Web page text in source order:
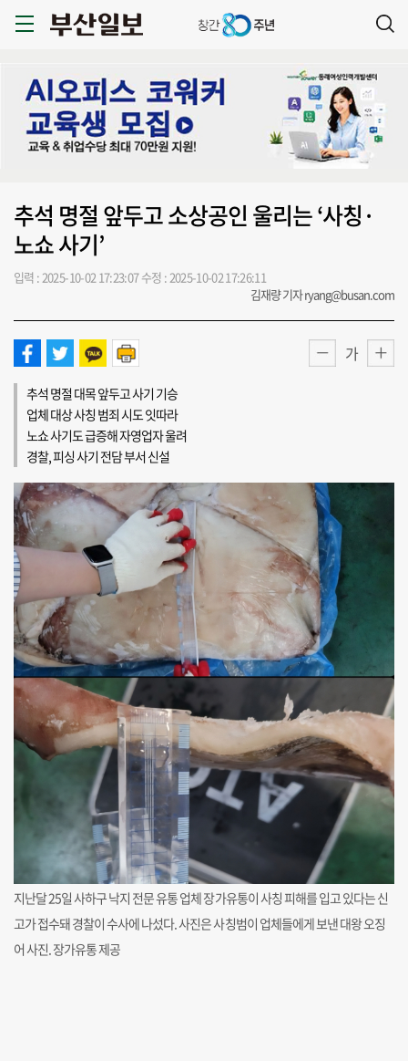
추석 명절 앞두고 소상공인 울리는 ‘사칭·
노쇼 사기’
입력 : 2025-10-02 17:23:07수정 : 2025-10-02 17:26:11
김재량 기자 ryang@busan.com
가
추석 명절 대목 앞두고 사기 기승
업체 대상 사칭 범죄 시도 잇따라
노쇼 사기도 급증해 자영업자 울려
경찰, 피싱 사기 전담 부서 신설
지난달 25일 사하구 낙지 전문 유통 업체 장가유통이 사칭 피해를 입고 있다는 신
고가 접수돼 경찰이 수사에 나섰다. 사진은 사칭범이 업체들에게 보낸 대왕 오징
어 사진. 장가유통 제공